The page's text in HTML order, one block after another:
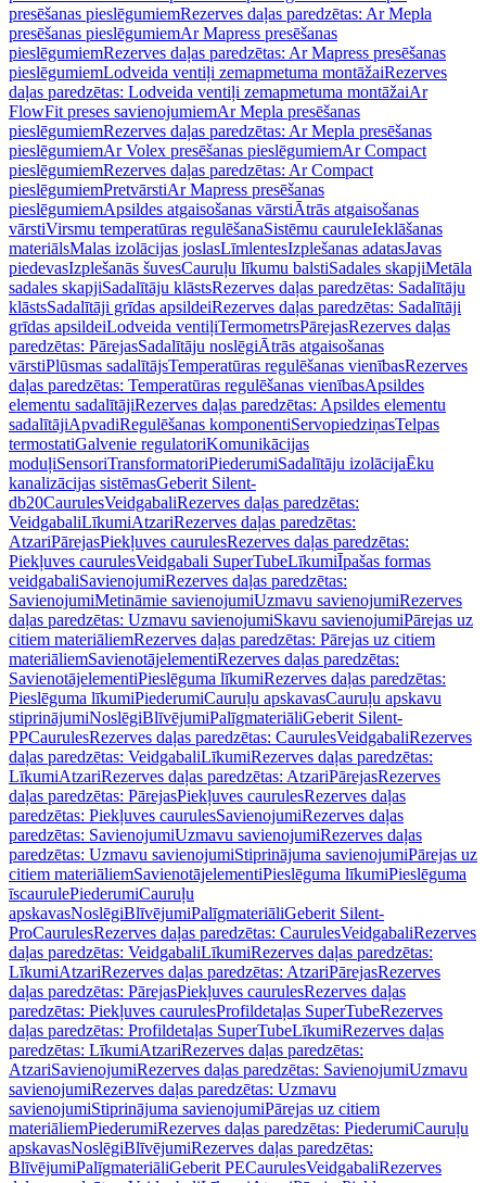
presēšanas pieslēgumiemRezerves daļas paredzētas: Ar Mepla
presēšanas pieslēgumiemAr Mapress presēšanas
pieslēgumiemRezerves daļas paredzētas: Ar Mapress presēšanas
pieslēgumiemLodveida ventiļi zemapmetuma montāžaiRezerves
daļas paredzētas: Lodveida ventiļi zemapmetuma montāžaiAr
FlowFit preses savienojumiemAr Mepla presēšanas
pieslēgumiemRezerves daļas paredzētas: Ar Mepla presēšanas
pieslēgumiemAr Volex presēšanas pieslēgumiemAr Compact
pieslēgumiemRezerves daļas paredzētas: Ar Compact
pieslēgumiemPretvārstiAr Mapress presēšanas
pieslēgumiemApsildes atgaisošanas vārstiĀtrās atgaisošanas
vārstiVirsmu temperatūras regulēšanaSistēmu cauruleIeklāšanas
materiālsMalas izolācijas joslasLīmlentesIzplešanas adatasJavas
piedevasIzplešanās šuvesCauruļu līkumu balstiSadales skapjiMetāla
sadales skapjiSadalītāju klāstsRezerves daļas paredzētas: Sadalītāju
klāstsSadalītāji grīdas apsildeiRezerves daļas paredzētas: Sadalītāji
grīdas apsildeiLodveida ventiļiTermometrsPārejasRezerves daļas
paredzētas: PārejasSadalītāju noslēgiĀtrās atgaisošanas
vārstiPlūsmas sadalītājsTemperatūras regulēšanas vienībasRezerves
daļas paredzētas: Temperatūras regulēšanas vienībasApsildes
elementu sadalītājiRezerves daļas paredzētas: Apsildes elementu
sadalītājiApvadiRegulēšanas komponentiServopiedziņasTelpas
termostatiGalvenie regulatoriKomunikācijas
moduļiSensoriTransformatoriPiederumiSadalītāju izolācijaĒku
kanalizācijas sistēmasGeberit Silent-
db20CaurulesVeidgabaliRezerves daļas paredzētas:
VeidgabaliLīkumiAtzariRezerves daļas paredzētas:
AtzariPārejasPiekļuves caurulesRezerves daļas paredzētas:
Piekļuves caurulesVeidgabali SuperTubeLīkumiĪpašas formas
veidgabaliSavienojumiRezerves daļas paredzētas:
SavienojumiMetināmie savienojumiUzmavu savienojumiRezerves
daļas paredzētas: Uzmavu savienojumiSkavu savienojumiPārejas uz
citiem materiāliemRezerves daļas paredzētas: Pārejas uz citiem
materiāliemSavienotājelementiRezerves daļas paredzētas:
SavienotājelementiPieslēguma līkumiRezerves daļas paredzētas:
Pieslēguma līkumiPiederumiCauruļu apskavasCauruļu apskavu
stiprinājumiNoslēgiBlīvējumiPalīgmateriāliGeberit Silent-
PPCaurulesRezerves daļas paredzētas: CaurulesVeidgabaliRezerves
daļas paredzētas: VeidgabaliLīkumiRezerves daļas paredzētas:
LīkumiAtzariRezerves daļas paredzētas: AtzariPārejasRezerves
daļas paredzētas: PārejasPiekļuves caurulesRezerves daļas
paredzētas: Piekļuves caurulesSavienojumiRezerves daļas
paredzētas: SavienojumiUzmavu savienojumiRezerves daļas
paredzētas: Uzmavu savienojumiStiprinājuma savienojumiPārejas uz
citiem materiāliemSavienotājelementiPieslēguma līkumiPieslēguma
īscaurulePiederumiCauruļu
apskavasNoslēgiBlīvējumiPalīgmateriāliGeberit Silent-
ProCaurulesRezerves daļas paredzētas: CaurulesVeidgabaliRezerves
daļas paredzētas: VeidgabaliLīkumiRezerves daļas paredzētas:
LīkumiAtzariRezerves daļas paredzētas: AtzariPārejasRezerves
daļas paredzētas: PārejasPiekļuves caurulesRezerves daļas
paredzētas: Piekļuves caurulesProfildetaļas SuperTubeRezerves
daļas paredzētas: Profildetaļas SuperTubeLīkumiRezerves daļas
paredzētas: LīkumiAtzariRezerves daļas paredzētas:
AtzariSavienojumiRezerves daļas paredzētas: SavienojumiUzmavu
savienojumiRezerves daļas paredzētas: Uzmavu
savienojumiStiprinājuma savienojumiPārejas uz citiem
materiāliemPiederumiRezerves daļas paredzētas: PiederumiCauruļu
apskavasNoslēgiBlīvējumiRezerves daļas paredzētas:
BlīvējumiPalīgmateriāliGeberit PECaurulesVeidgabaliRezerves